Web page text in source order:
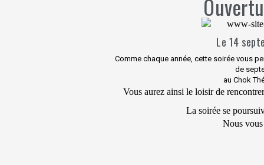
Le 14
Comme chaque année, cette soirée vous
de
au Chok
Vous aurez ainsi le loisir de
La soirée se
Nous vous